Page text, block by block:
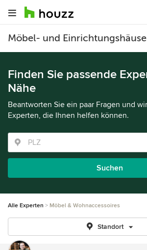
Möbel- und
Finden Sie passende
Nähe
Beantworten Sie ein paar Fragen und
Experten, die Ihnen helfen können.
Suchen
Alle Experten Möbel & Wohnaccessoires
Standort